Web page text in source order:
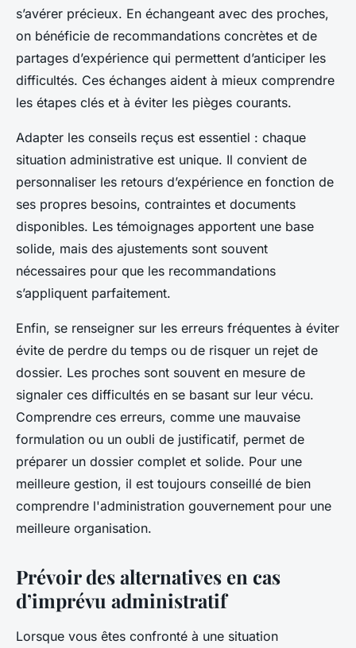
s’avérer précieux. En échangeant avec des proches,
on bénéficie de recommandations concrètes et de
partages d’expérience qui permettent d’anticiper les
difficultés. Ces échanges aident à mieux comprendre
les étapes clés et à éviter les pièges courants.
Adapter les conseils reçus est essentiel : chaque
situation administrative est unique. Il convient de
personnaliser les retours d’expérience en fonction de
ses propres besoins, contraintes et documents
disponibles. Les témoignages apportent une base
solide, mais des ajustements sont souvent
nécessaires pour que les recommandations
s’appliquent parfaitement.
Enfin, se renseigner sur les erreurs fréquentes à éviter
évite de perdre du temps ou de risquer un rejet de
dossier. Les proches sont souvent en mesure de
signaler ces difficultés en se basant sur leur vécu.
Comprendre ces erreurs, comme une mauvaise
formulation ou un oubli de justificatif, permet de
préparer un dossier complet et solide. Pour une
meilleure gestion, il est toujours conseillé de bien
comprendre l'administration gouvernement pour une
meilleure organisation.
Prévoir des alternatives en cas
d’imprévu administratif
Lorsque vous êtes confronté à une situation